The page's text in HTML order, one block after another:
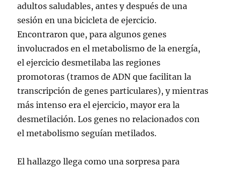
adultos saludables, antes y después de una
sesión en una bicicleta de ejercicio.
Encontraron que, para algunos genes
involucrados en el metabolismo de la energía,
el ejercicio desmetilaba las regiones
promotoras (tramos de ADN que facilitan la
transcripción de genes particulares), y mientras
más intenso era el ejercicio, mayor era la
desmetilación. Los genes no relacionados con
el metabolismo seguían metilados.
El hallazgo llega como una sorpresa para